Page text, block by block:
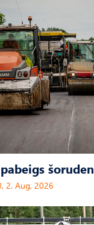
šoruden
2. Aug, 2026